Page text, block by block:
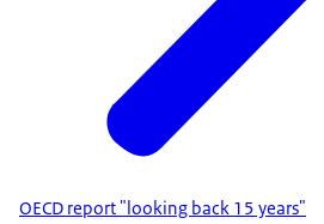
OECD report "looking back 15 years"